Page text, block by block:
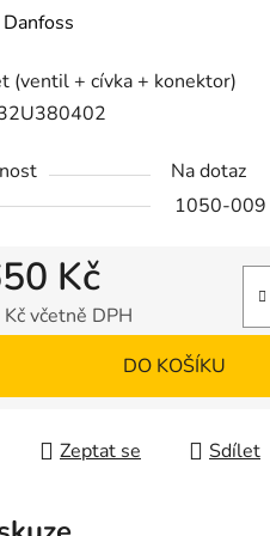
Danfoss
(ventil + cívka + konektor)
Na dotaz
1050-009
Kč
včetně DPH
DO KOŠÍKU
Zeptat se Sdílet